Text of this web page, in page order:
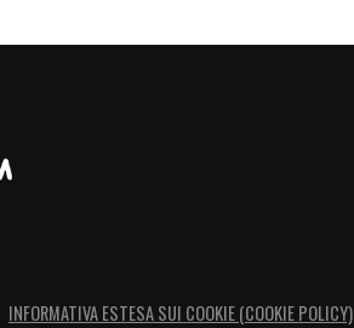
INFORMATIVA ESTESA SUI COOKIE (COOKIE POLICY)